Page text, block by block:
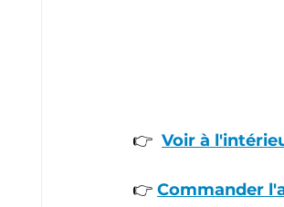
👉 Voir à
👉 Commander